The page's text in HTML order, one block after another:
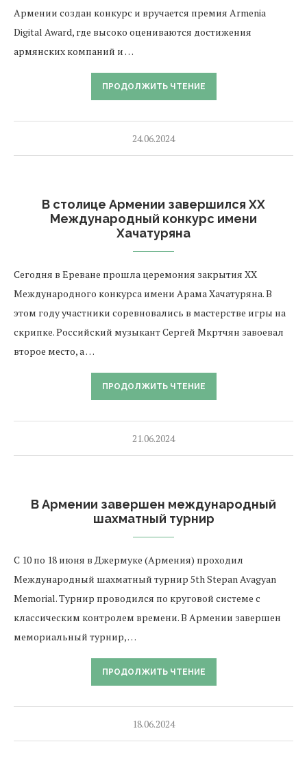
Армении создан конкурс и вручается премия Armenia
Digital Award, где высоко оцениваются достижения
армянских компаний и …
ПРОДОЛЖИТЬ ЧТЕНИЕ
24.06.2024
В столице Армении завершился XX
Международный конкурс имени
Хачатуряна
Сегодня в Ереване прошла церемония закрытия XX
Международного конкурса имени Арама Хачатуряна. В
этом году участники соревновались в мастерстве игры на
скрипке. Российский музыкант Сергей Мкртчян завоевал
второе место, а …
ПРОДОЛЖИТЬ ЧТЕНИЕ
21.06.2024
В Армении завершен международный
шахматный турнир
С 10 по 18 июня в Джермуке (Армения) проходил
Международный шахматный турнир 5th Stepan Avagyan
Memorial. Турнир проводился по круговой системе с
классическим контролем времени. В Армении завершен
мемориальный турнир, …
ПРОДОЛЖИТЬ ЧТЕНИЕ
18.06.2024